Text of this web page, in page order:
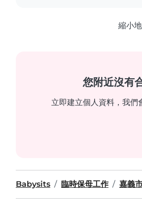
縮小
您附近沒有
立即建立個人資料，我們
Babysits 臨時保母工作 嘉義